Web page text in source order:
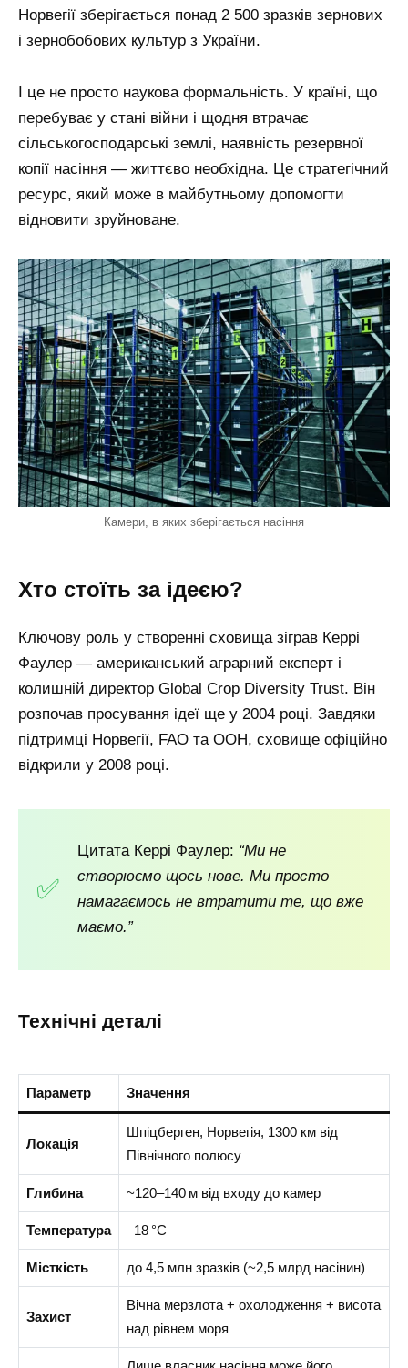
Норвегії зберігається понад 2 500 зразків зернових
і зернобобових культур з України.
І це не просто наукова формальність. У країні, що
перебуває у стані війни і щодня втрачає
сільськогосподарські землі, наявність резервної
копії насіння — життєво необхідна. Це стратегічний
ресурс, який може в майбутньому допомогти
відновити зруйноване.
Камери, в яких зберігається насіння
Хто стоїть за ідеєю?
Ключову роль у створенні сховища зіграв Керрі
Фаулер — американський аграрний експерт і
колишній директор Global Crop Diversity Trust. Він
розпочав просування ідеї ще у 2004 році. Завдяки
підтримці Норвегії, FAO та ООН, сховище офіційно
відкрили у 2008 році.
Цитата Керрі Фаулер: “Ми не
створюємо щось нове. Ми просто
намагаємось не втратити те, що вже
маємо.”
Технічні деталі
Параметр Значення
Локація
Шпіцберген, Норвегія, 1300 км від
Північного полюсу
Глибина ~120–140 м від входу до камер
Температура –18 °C
Місткість до 4,5 млн зразків (~2,5 млрд насінин)
Захист
Вічна мерзлота + охолодження + висота
над рівнем моря